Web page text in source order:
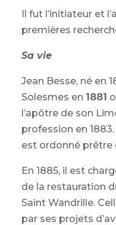
Il fut l’initiateur et
premières
Sa vie
Jean Besse, né en
Solesmes en 1881
l’apôtre de son
profession en
est ordonné prêtre
En 1885, il est
de la restauration
Saint Wandrille.
par ses projets